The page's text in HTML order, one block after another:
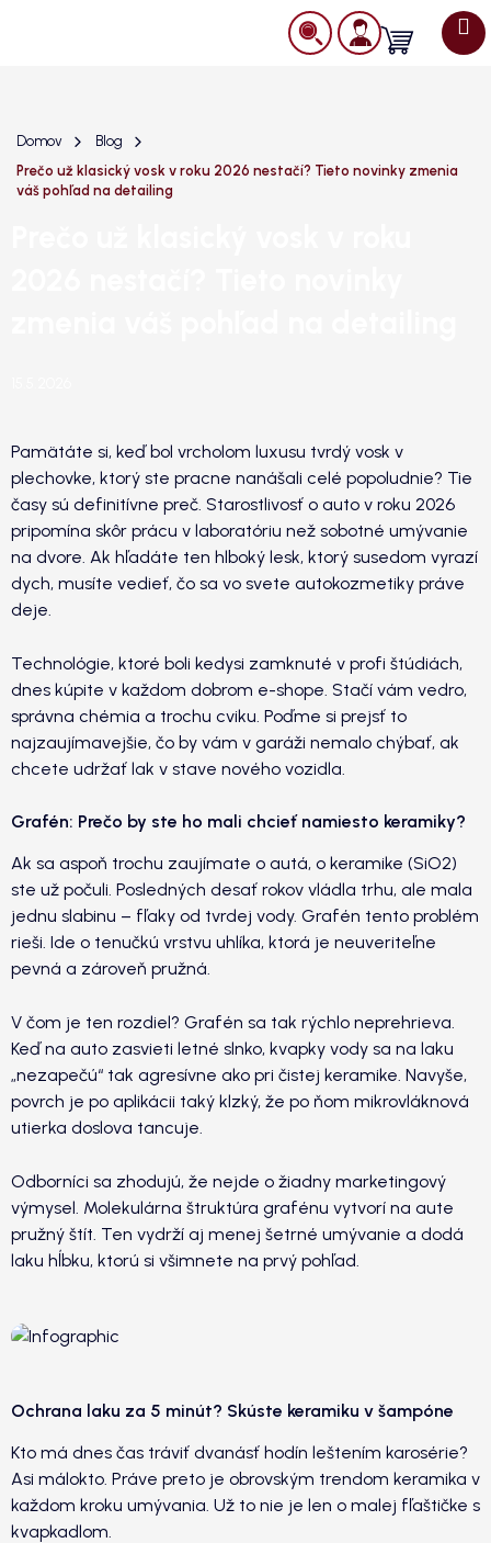
Nákupný
Domov
Blog
Prečo už klasický vosk v roku 2026 nestačí? Tieto novinky zmenia
váš pohľad na detailing
Pamätáte si, keď bol vrcholom luxusu tvrdý vosk v
plechovke, ktorý ste pracne nanášali celé popoludnie? Tie
časy sú definitívne preč. Starostlivosť o auto v roku 2026
pripomína skôr prácu v laboratóriu než sobotné umývanie
na dvore. Ak hľadáte ten hlboký lesk, ktorý susedom vyrazí
dych, musíte vedieť, čo sa vo svete autokozmetiky práve
deje.
Technológie, ktoré boli kedysi zamknuté v profi štúdiách,
dnes kúpite v každom dobrom e-shope. Stačí vám vedro,
správna chémia a trochu cviku. Poďme si prejsť to
najzaujímavejšie, čo by vám v garáži nemalo chýbať, ak
chcete udržať lak v stave nového vozidla.
Grafén: Prečo by ste ho mali chcieť namiesto keramiky?
Ak sa aspoň trochu zaujímate o autá, o keramike (SiO2)
ste už počuli. Posledných desať rokov vládla trhu, ale mala
jednu slabinu – fľaky od tvrdej vody. Grafén tento problém
rieši. Ide o tenučkú vrstvu uhlíka, ktorá je neuveriteľne
pevná a zároveň pružná.
V čom je ten rozdiel? Grafén sa tak rýchlo neprehrieva.
Keď na auto zasvieti letné slnko, kvapky vody sa na laku
„nezapečú“ tak agresívne ako pri čistej keramike. Navyše,
povrch je po aplikácii taký klzký, že po ňom mikrovláknová
utierka doslova tancuje.
Odborníci sa zhodujú, že nejde o žiadny marketingový
výmysel. Molekulárna štruktúra grafénu vytvorí na aute
pružný štít. Ten vydrží aj menej šetrné umývanie a dodá
laku hĺbku, ktorú si všimnete na prvý pohľad.
Ochrana laku za 5 minút? Skúste keramiku v šampóne
Kto má dnes čas tráviť dvanásť hodín leštením karosérie?
Asi málokto. Práve preto je obrovským trendom keramika v
každom kroku umývania. Už to nie je len o malej fľaštičke s
kvapkadlom.